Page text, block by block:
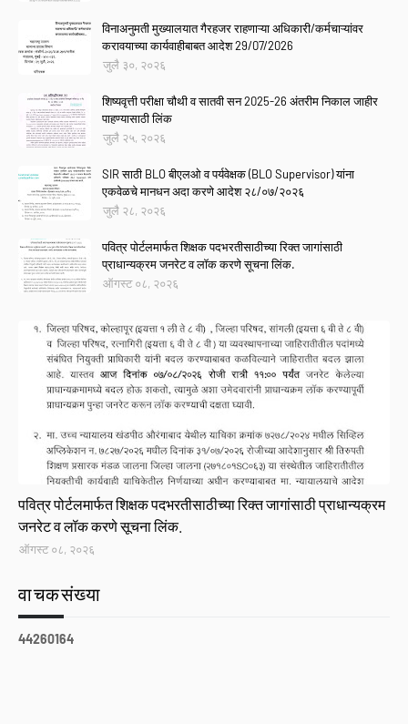
विनाअनुमती मुख्यालयात गैरहजर राहणाऱ्या अधिकारी/कर्मचाऱ्यांवर
करावयाच्या कार्यवाहीबाबत आदेश 29/07/2026
जुलै ३०, २०२६
शिष्यवृत्ती परीक्षा चौथी व सातवी सन 2025-26 अंतरीम निकाल जाहीर
पाहण्यासाठी लिंक
जुलै २५, २०२६
SIR साठी BLO बीएलओ व पर्यवेक्षक (BLO Supervisor) यांना
एकवेळचे मानधन अदा करणे आदेश २८/०७/२०२६
जुलै २८, २०२६
पवित्र पोर्टलमार्फत शिक्षक पदभरतीसाठीच्या रिक्त जागांसाठी
प्राधान्यक्रम जनरेट व लॉक करणे सूचना लिंक.
ऑगस्ट ०८, २०२६
पवित्र पोर्टलमार्फत शिक्षक पदभरतीसाठीच्या रिक्त जागांसाठी प्राधान्यक्रम
जनरेट व लॉक करणे सूचना लिंक.
ऑगस्ट ०८, २०२६
वाचकसंख्या
44260164